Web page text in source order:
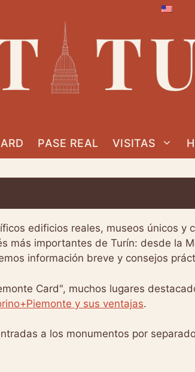
PASE REAL VISITAS
edificios reales, museos únicos y
más importantes de Turín: desde la
información breve y consejos
Card", muchos lugares
y sus ventajas.
a los monumentos por